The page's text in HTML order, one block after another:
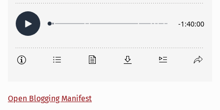
Open Blogging Manifest